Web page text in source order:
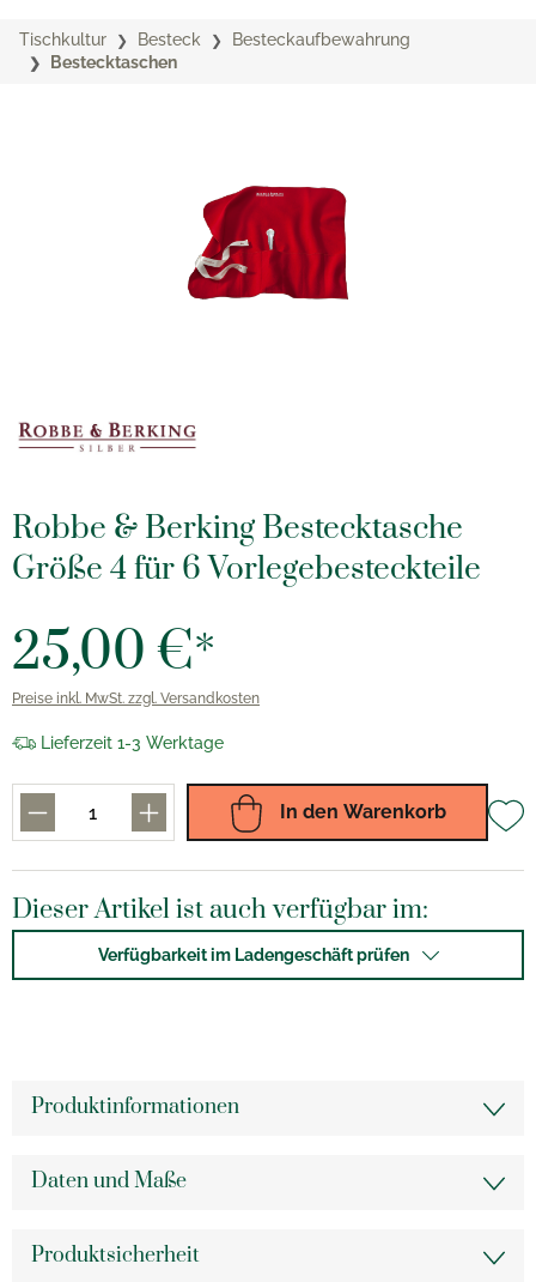
Tischkultur Besteck
Besteckaufbewahrung
Bestecktaschen
Robbe & Berking Bestecktasche
Größe 4 für 6 Vorlegebesteckteile
25,00 €*
Preise inkl. MwSt. zzgl. Versandkosten
Lieferzeit 1-3 Werktage
In den Warenkorb
Dieser Artikel ist auch verfügbar im:
Verfügbarkeit im Ladengeschäft prüfen
Produktinformationen
Daten und Maße
Produktsicherheit